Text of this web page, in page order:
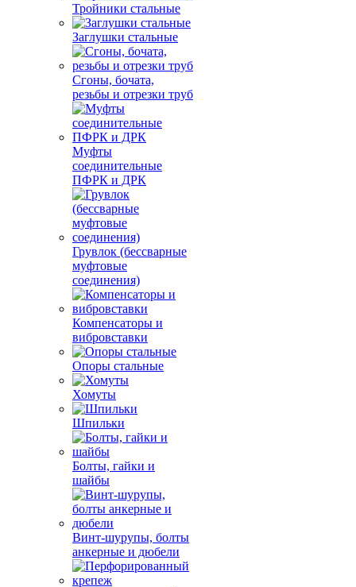
Тройники стальные
Заглушки стальные
Сгоны, бочата,
резьбы и отрезки труб
Муфты
соединительные
ПФРК и ДРК
Грувлок (бессварные
муфтовые
соединения)
Компенсаторы и
вибровставки
Опоры стальные
Хомуты
Шпильки
Болты, гайки и
шайбы
Винт-шурупы, болты
анкерные и дюбели